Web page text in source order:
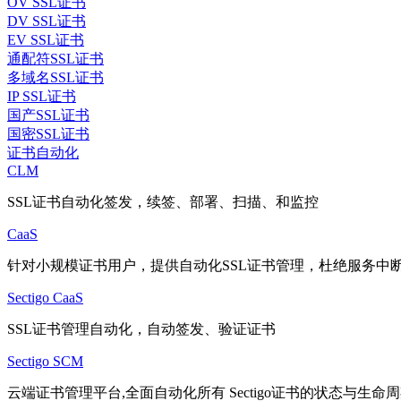
DV SSL证书
EV SSL证书
通配符SSL证书
多域名SSL证书
IP SSL证书
国产SSL证书
国密SSL证书
证书自动化
CLM
SSL证书自动化签发，续签、部署、扫描、和监控
CaaS
针对小规模证书用户，提供自动化SSL证书管理，杜绝服务中
Sectigo CaaS
SSL证书管理自动化，自动签发、验证证书
Sectigo SCM
云端证书管理平台,全面自动化所有 Sectigo证书的状态与生命周